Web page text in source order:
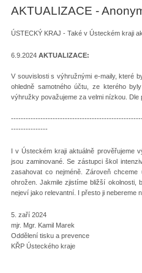
AKTUALIZACE -
ÚSTECKÝ KRAJ - Také v Ústeckém kraji
6.9.2024 AKTUALIZACE:
V souvislosti s výhružnými e-maily, které
ohledně samotného účtu, ze kterého
výhružky považujeme za velmi nízkou.
---------------
I v Ústeckém kraji aktuálně prověřujeme
jsou zaminované. Se zástupci škol
zasahovat co nejméně. Zároveň
ohrožen. Jakmile zjistíme bližší okolnosti,
nejeví jako relevantní. I přesto ji nebereme
5. zaří 2024
mjr. Mgr. Kamil Marek
Oddělení tisku a prevence
KŘP Ústeckého kraje